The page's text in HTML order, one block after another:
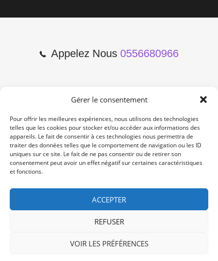
Gérer le consentement
Pour offrir les meilleures expériences, nous utilisons des technologies
telles que les cookies pour stocker et/ou accéder aux informations des
appareils. Le fait de consentir à ces technologies nous permettra de
traiter des données telles que le comportement de navigation ou les ID
uniques sur ce site. Le fait de ne pas consentir ou de retirer son
consentement peut avoir un effet négatif sur certaines caractéristiques
et fonctions.
ACCEPTER
REFUSER
VOIR LES PRÉFÉRENCES
Appelez Nous 0556680966
2 Cours de l'Yser 33800
Bordeaux
Lun-Samedi: 10:00 -19:00
Non Stop
/ /